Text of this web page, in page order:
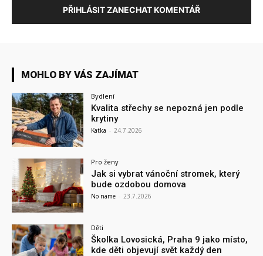
PŘIHLÁSIT ZANECHAT KOMENTÁŘ
MOHLO BY VÁS ZAJÍMAT
Bydlení
Kvalita střechy se nepozná jen podle
krytiny
Katka - 24.7.2026
Pro ženy
Jak si vybrat vánoční stromek, který
bude ozdobou domova
No name - 23.7.2026
Děti
Školka Lovosická, Praha 9 jako místo,
kde děti objevují svět každý den